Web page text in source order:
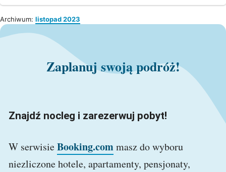
Archiwum: listopad 2023
Zaplanuj swoją podróż!
Znajdź nocleg i zarezerwuj pobyt!
W serwisieBooking.commasz do wyboru
niezliczone hotele, apartamenty, pensjonaty,